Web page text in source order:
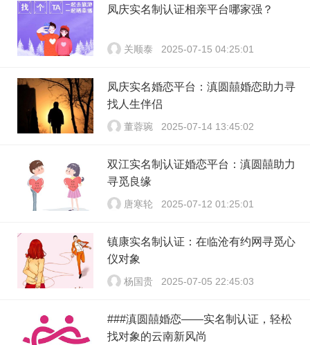
凤庆实名制认证相亲平台哪家强？
关顺泰 2025-07-15 04:25:01
凤庆实名婚恋平台：滇圆囍婚恋助力寻
找人生伴侣
董蓉琬 2025-07-14 13:45:02
双江实名制认证婚恋平台：滇圆囍助力
寻觅良缘
唐寒轮 2025-07-12 01:25:01
镇康实名制认证：在临沧有约网寻觅心
仪对象
杨国贵 2025-07-05 22:45:03
###滇圆囍婚恋——实名制认证，轻松
找对象的云南新风尚